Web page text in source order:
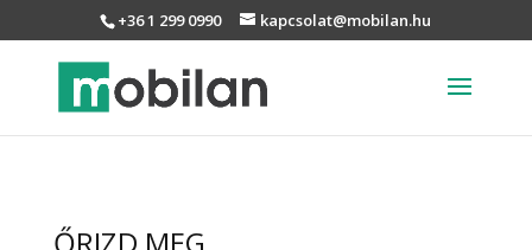
+36 1 299 0990 kapcsolat@mobilan.hu